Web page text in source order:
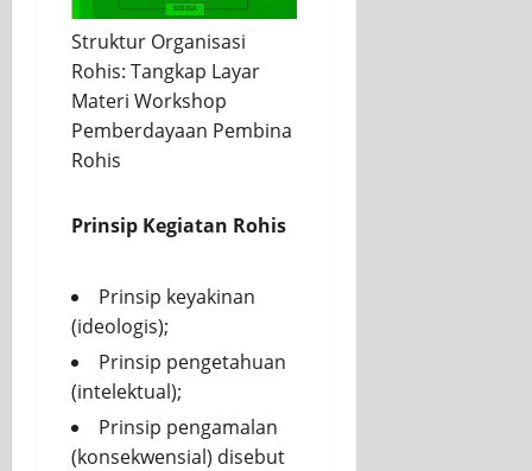
Struktur Organisasi
Rohis: Tangkap Layar
Materi Workshop
Pemberdayaan Pembina
Rohis
Prinsip Kegiatan Rohis
Prinsip keyakinan
(ideologis);
Prinsip pengetahuan
(intelektual);
Prinsip pengamalan
(konsekwensial) disebut